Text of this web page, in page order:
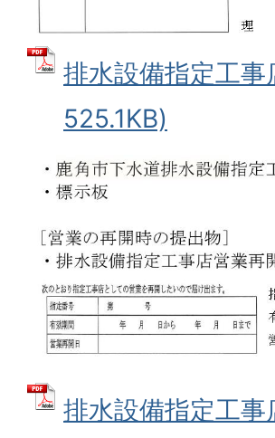
排水設備指定工
525.1KB)
排水設備指定工